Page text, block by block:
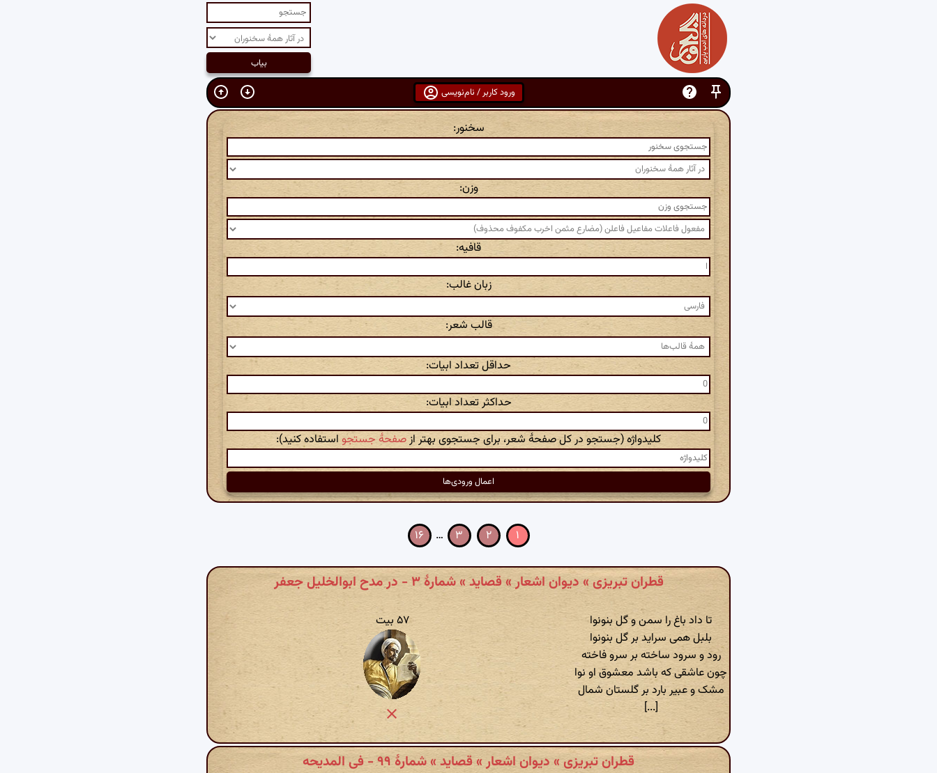
ورود کاربر / نام‌نویسی
سخنور:
وزن:
قافیه:
زبان غالب:
قالب شعر:
حداقل تعداد ابیات:
حداکثر تعداد ابیات:
کلیدواژه (جستجو در کل صفحهٔ شعر، برای جستجوی بهتر ازصفحهٔ جستجو استفاده کنید):
۱ ۲ ۳ … ۱۶
قطران تبریزی » دیوان اشعار » قصاید » شمارهٔ ۳ - در مدح ابوالخلیل جعفر
تا داد باغ را سمن و گل بنونوا
بلبل همی سراید بر گل بنونوا
رود و سرود ساخته بر سرو فاخته
چون عاشقی که باشد معشوق او نوا
مشک و عبیر بارد بر گلستان شمال
[...]
۵۷ بیت
قطران تبریزی » دیوان اشعار » قصاید » شمارهٔ ۹۹ - فی المدیحه